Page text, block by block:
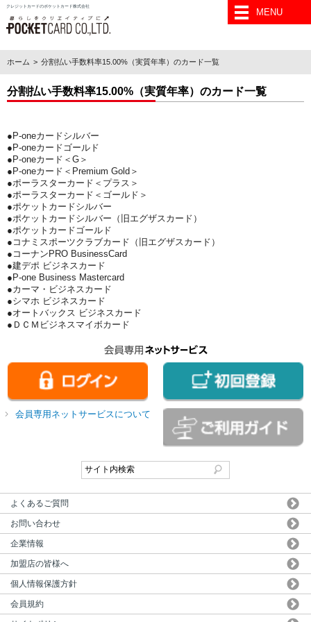
クレジットカードのポケットカード株式会社
MENU
ホーム 分割払い手数料率15.00%（実質年率）のカード一覧
分割払い手数料率15.00%（実質年率）のカード一覧
●P-oneカードシルバー
●P-oneカードゴールド
●P-oneカード＜G＞
●P-oneカード＜Premium Gold＞
●ポーラスターカード＜プラス＞
●ポーラスターカード＜ゴールド＞
●ポケットカードシルバー
●ポケットカードシルバー（旧エグザスカード）
●ポケットカードゴールド
●コナミスポーツクラブカード（旧エグザスカード）
●コーナンPRO BusinessCard
●建デポ ビジネスカード
●P-one Business Mastercard
●カーマ・ビジネスカード
●シマホ ビジネスカード
●オートバックス ビジネスカード
●ＤＣＭビジネスマイボカード
会員専用ネットサービスについて
よくあるご質問
お問い合わせ
企業情報
加盟店の皆様へ
個人情報保護方針
会員規約